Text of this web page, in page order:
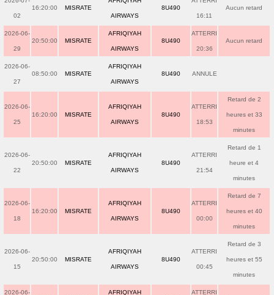
02
16:20:00 MISRATE
AIRWAYS
8U490
16:11
Aucun retard
2026-06-
29
20:50:00 MISRATE
AFRIQIYAH
AIRWAYS
8U490
ATTERRI
20:36
Aucun retard
2026-06-
27
08:50:00 MISRATE
AFRIQIYAH
AIRWAYS
8U490 ANNULE
2026-06-
25
16:20:00 MISRATE
AFRIQIYAH
AIRWAYS
8U490
ATTERRI
18:53
Retard de 2
heures et 33
minutes
2026-06-
22
20:50:00 MISRATE
AFRIQIYAH
AIRWAYS
8U490
ATTERRI
21:54
Retard de 1
heure et 4
minutes
2026-06-
18
16:20:00 MISRATE
AFRIQIYAH
AIRWAYS
8U490
ATTERRI
00:00
Retard de 7
heures et 40
minutes
2026-06-
15
20:50:00 MISRATE
AFRIQIYAH
AIRWAYS
8U490
ATTERRI
00:45
Retard de 3
heures et 55
minutes
2026-06- AFRIQIYAH ATTERRI